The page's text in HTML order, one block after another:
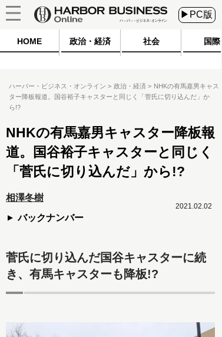
▶PC版
HOME 政治・経済 社会 国際
ハーバー・ビジネス・オンライン 政治・経済
NHKの有馬嘉男キャス
ター降板報道。国谷裕子キャスターと同じく「菅氏に切り込んだ」か
ら!?
NHKの有馬嘉男キャスター降板報
道。国谷裕子キャスターと同じく
「菅氏に切り込んだ」から!?
相澤冬樹
バックナンバー
2021.02.02
菅氏に切り込んだ国谷キャスターに続
き、有馬キャスターも降板!?